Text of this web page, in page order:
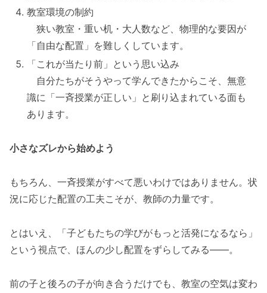
教室環境の制約
狭い教室・重い机・大人数など、物理的な要因が
「自由な配置」を難しくしています。
「これが当たり前」という思い込み
自分たちがそうやって学んできたからこそ、無意
識に「一斉授業が正しい」と刷り込まれている面も
あります。
小さなズレから始めよう
もちろん、一斉授業がすべて悪いわけではありません。状
況に応じた配置の工夫こそが、教師の力量です。
とはいえ、「子どもたちの学びがもっと活発になるなら」
という視点で、ほんの少し配置をずらしてみる——。
前の子と後ろの子が向き合うだけでも、教室の空気は変わ